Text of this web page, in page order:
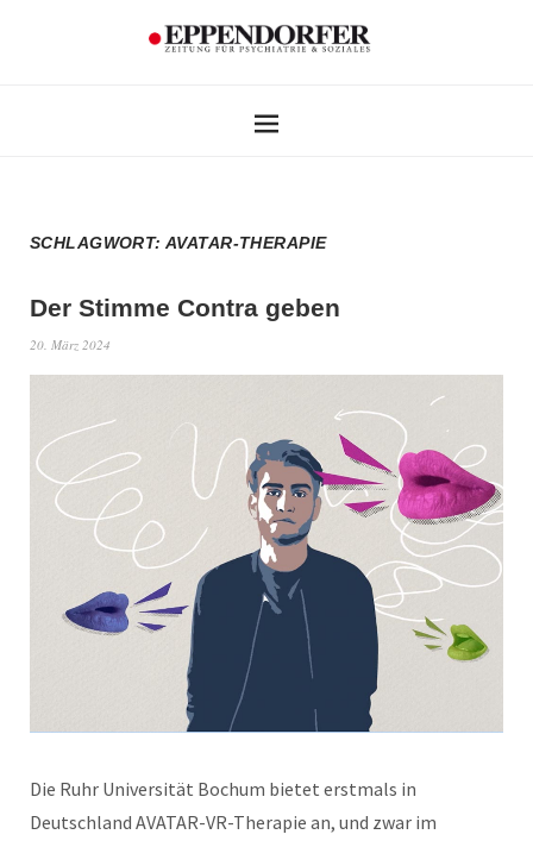
SCHLAGWORT:AVATAR-THERAPIE
Der Stimme Contra geben
20. März 2024
Die Ruhr Universität Bochum bietet erstmals in
Deutschland AVATAR-VR-Therapie an, und zwar im